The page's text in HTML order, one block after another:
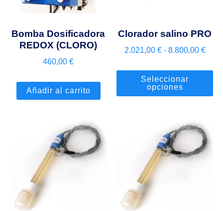
Bomba Dosificadora
REDOX (CLORO)
460,00 €
Añadir al carrito
Clorador salino PRO
2.021,00 € - 8.800,00 €
Seleccionar
opciones